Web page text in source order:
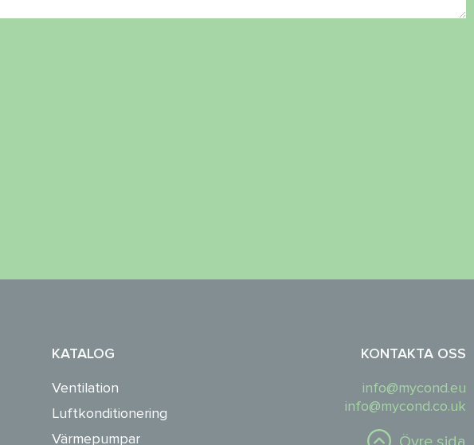
KATALOG
Ventilation
Luftkonditionering
Värmepumpar
KONTAKTA OSS
info@mycond.eu
info@mycond.co.uk